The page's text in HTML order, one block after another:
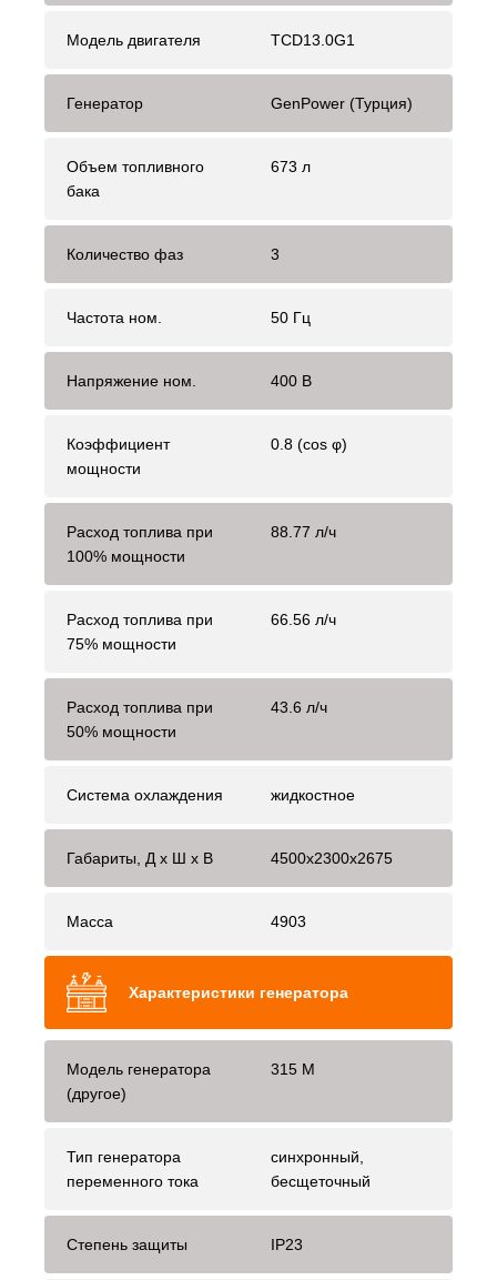
Модель двигателя TCD13.0G1
Генератор GenPower (Турция)
Объем топливного
бака
673 л
Количество фаз 3
Частота ном. 50 Гц
Напряжение ном. 400 В
Коэффициент
мощности
0.8 (cos φ)
Расход топлива при
100% мощности
88.77 л/ч
Расход топлива при
75% мощности
66.56 л/ч
Расход топлива при
50% мощности
43.6 л/ч
Система охлаждения жидкостное
Габариты, Д x Ш x В 4500x2300x2675
Масса 4903
Характеристики генератора
Модель генератора
(другое)
315 M
Тип генератора
переменного тока
синхронный,
бесщеточный
Степень защиты IP23